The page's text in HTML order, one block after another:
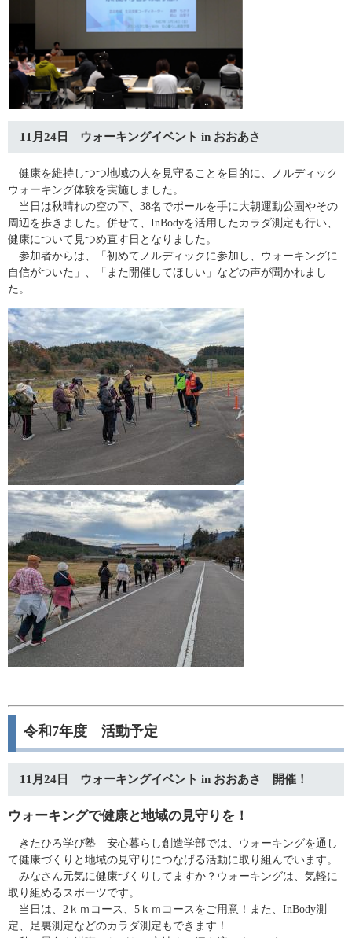
11月24日 ウォーキングイベント in おおあさ
健康を維持しつつ地域の人を見守ることを目的に、ノルディック
ウォーキング体験を実施しました。
当日は秋晴れの空の下、38名でポールを手に大朝運動公園やその
周辺を歩きました。併せて、InBodyを活用したカラダ測定も行い、
健康について見つめ直す日となりました。
参加者からは、「初めてノルディックに参加し、ウォーキングに
自信がついた」、「また開催してほしい」などの声が聞かれまし
た。
令和7年度 活動予定
​11月24日 ウォーキングイベント in おおあさ 開催！
ウォーキングで健康と地域の見守りを！
きたひろ学び塾 安心暮らし創造学部では、ウォーキングを通し
て健康づくりと地域の見守りにつなげる活動に取り組んでいます。
みなさん元気に健康づくりしてますか？ウォーキングは、気軽に
取り組めるスポーツです。
当日は、2ｋｍコース、5ｋｍコースをご用意！また、InBody測
定、足裏測定などのカラダ測定もできます！